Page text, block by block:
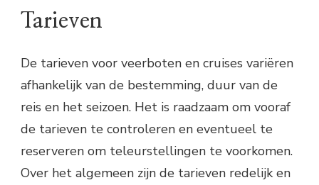
Tarieven
De tarieven voor veerboten en cruises variëren
afhankelijk van de bestemming, duur van de
reis en het seizoen. Het is raadzaam om vooraf
de tarieven te controleren en eventueel te
reserveren om teleurstellingen te voorkomen.
Over het algemeen zijn de tarieven redelijk en